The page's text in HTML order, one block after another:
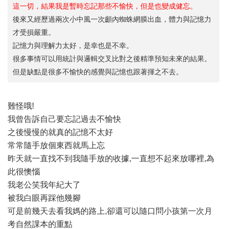
這一切，結果我是暫時忘記那些不愉快，但是也變成健忘。
後來又經歷過兩次小中風一次顱內蜘蛛網膜出血，體力與記憶力
才受損嚴重。
記憶力與理解力太好，是幸也是不幸。
很多事情可以用統計與邏輯交叉比對之後精準預知未來的結果。
但是缺點是很多不愉快的感覺與記憶也跟著揮之不去。
難怪哦!
我曾告訴自己要忘記過去不愉快
之後慢慢的就真的記憶不太好
常常隨手放個東西就馬上忘
昨天就一直找不到我隨手放的收據,一直想不起來放哪裡,為
此很懊惱
我老公笑我年紀大了
被我白眼再踩他幾腳
可是前幾天去看我媽的路上,卻還可以隨口問小孩第一次月
考自然課本的重點